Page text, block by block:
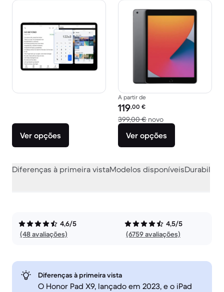
Ver opções
A partir de
Preço recondicionado:
119,00 €
399,00 € novoVersus 399,00 €
Ver opções
Diferenças à primeira vistaModelos disponíveis
4,6/5
(48 avaliações)
4,5/5
(6759 avaliações)
Diferenças à primeira vista
O Honor Pad X9, lançado em 2023, e o iPad